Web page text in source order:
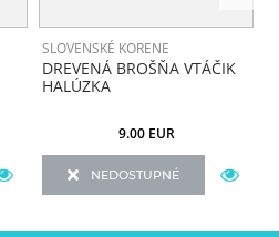
SLOVENSKÉ KORENE
DREVENÁ BROŠŇA VTÁČIK
HALÚZKA
9.00 EUR
NEDOSTUPNÉ